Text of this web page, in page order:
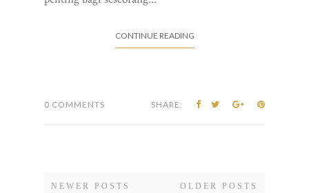
CONTINUE READING
0 COMMENTS SHARE:
NEWER POSTS
OLDER POSTS